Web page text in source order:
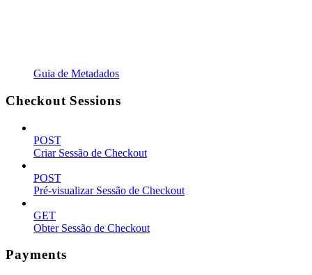
Guia de Metadados
Checkout Sessions
POST
Criar Sessão de Checkout
POST
Pré-visualizar Sessão de Checkout
GET
Obter Sessão de Checkout
Payments